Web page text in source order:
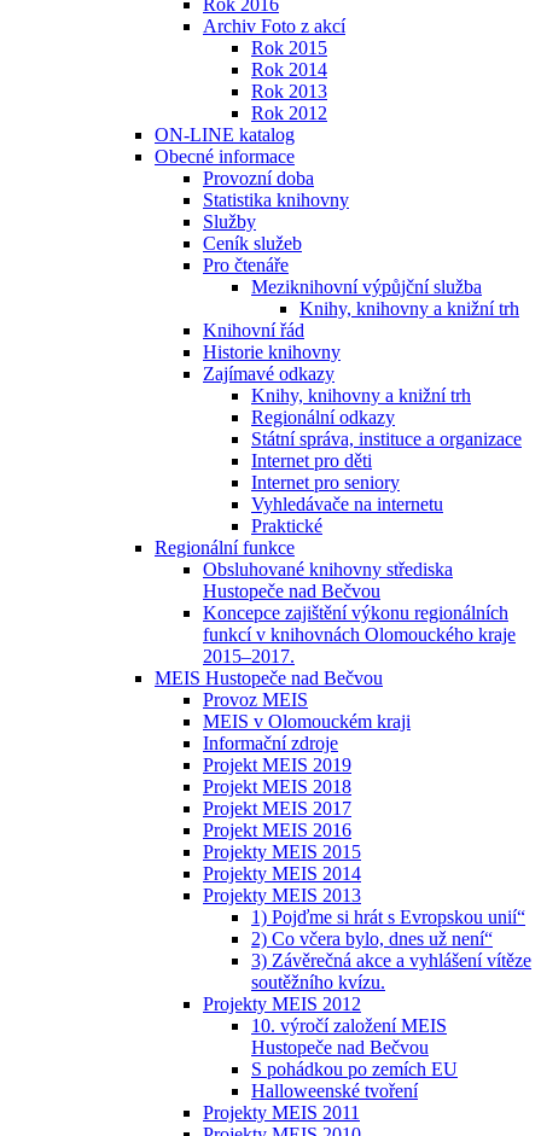
Rok 2016
Archiv Foto z akcí
Rok 2015
Rok 2014
Rok 2013
Rok 2012
ON-LINE katalog
Obecné informace
Provozní doba
Statistika knihovny
Služby
Ceník služeb
Pro čtenáře
Meziknihovní výpůjční služba
Knihy, knihovny a knižní trh
Knihovní řád
Historie knihovny
Zajímavé odkazy
Knihy, knihovny a knižní trh
Regionální odkazy
Státní správa, instituce a organizace
Internet pro děti
Internet pro seniory
Vyhledávače na internetu
Praktické
Regionální funkce
Obsluhované knihovny střediska
Hustopeče nad Bečvou
Koncepce zajištění výkonu regionálních
funkcí v knihovnách Olomouckého kraje
2015–2017.
MEIS Hustopeče nad Bečvou
Provoz MEIS
MEIS v Olomouckém kraji
Informační zdroje
Projekt MEIS 2019
Projekt MEIS 2018
Projekt MEIS 2017
Projekt MEIS 2016
Projekty MEIS 2015
Projekty MEIS 2014
Projekty MEIS 2013
1) Pojďme si hrát s Evropskou unií“
2) Co včera bylo, dnes už není“
3) Závěrečná akce a vyhlášení vítěze
soutěžního kvízu.
Projekty MEIS 2012
10. výročí založení MEIS
Hustopeče nad Bečvou
S pohádkou po zemích EU
Halloweenské tvoření
Projekty MEIS 2011